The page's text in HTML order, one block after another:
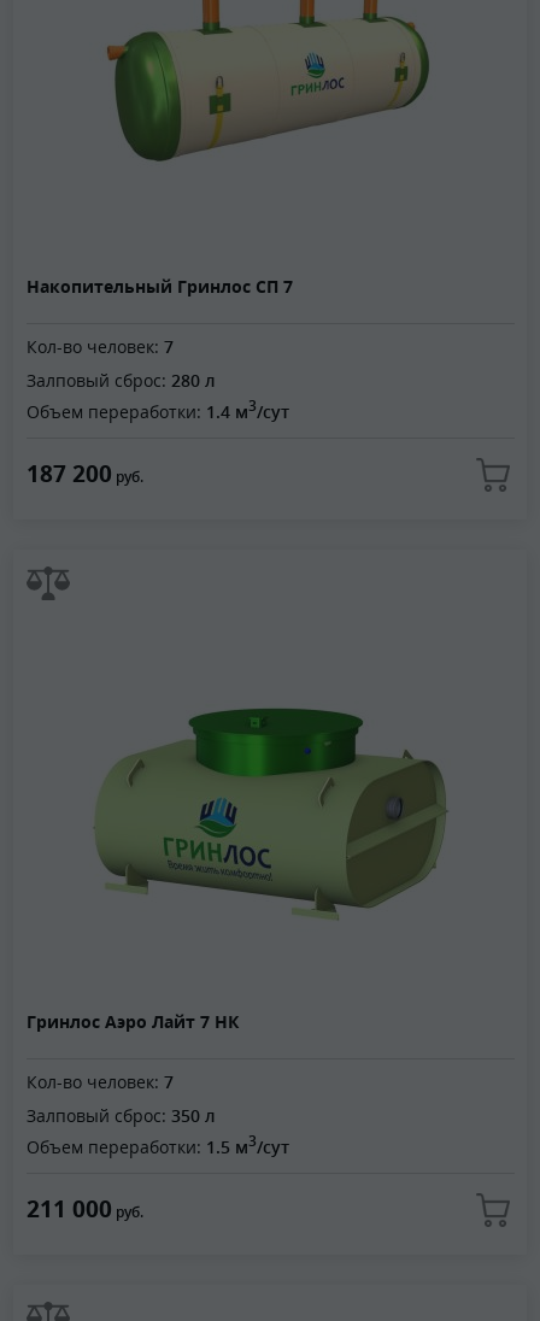
Накопительный Гринлос СП 7
Кол-во человек: 7
Залповый сброс: 280 л
Объем переработки: 1.4 м3/сут
187 200 руб.
Гринлос Аэро Лайт 7 НК
Кол-во человек: 7
Залповый сброс: 350 л
Объем переработки: 1.5 м3/сут
211 000 руб.